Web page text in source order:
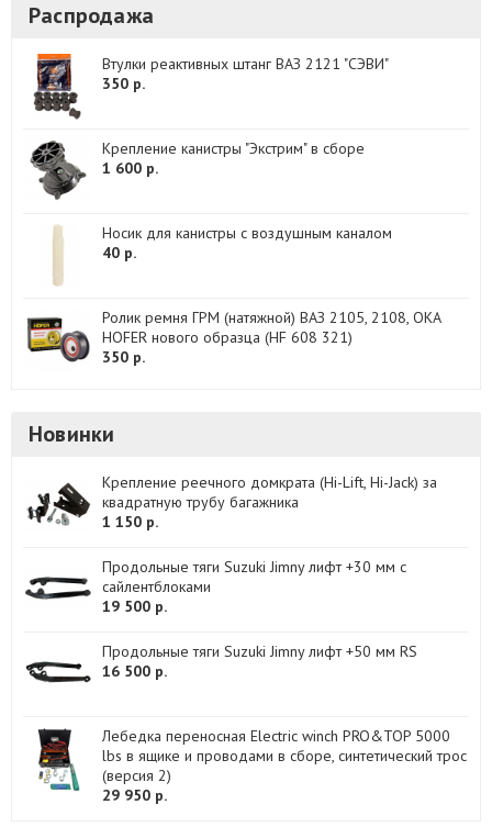
Распродажа
Втулки реактивных штанг ВАЗ 2121 "СЭВИ"
350 р.
Крепление канистры "Экстрим" в сборе
1 600 р.
Носик для канистры с воздушным каналом
40 р.
Ролик ремня ГРМ (натяжной) ВАЗ 2105, 2108, ОКА
HOFER нового образца (HF 608 321)
350 р.
Новинки
Крепление реечного домкрата (Hi-Lift, Hi-Jack) за
квадратную трубу багажника
1 150 р.
Продольные тяги Suzuki Jimny лифт +30 мм с
сайлентблоками
19 500 р.
Продольные тяги Suzuki Jimny лифт +50 мм RS
16 500 р.
Лебедка переносная Electric winch PRO&TOP 5000
lbs в ящике и проводами в сборе, синтетический трос
(версия 2)
29 950 р.